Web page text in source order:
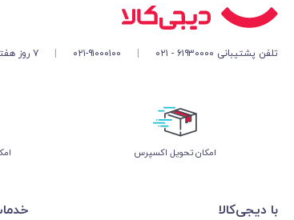
تلفن پشتیبانی ۶۱۹۳۰۰۰۰ - ۰۲۱ ۰۲۱-۹۱۰۰۰۱۰۰ ۷ روز هفته، ۲۴ ساعته پاسخگوی شما هستیم
اﻣﮑﺎن ﺗﺤﻮﯾﻞ اﮐﺴﭙﺮس
با دیجی‌کالا